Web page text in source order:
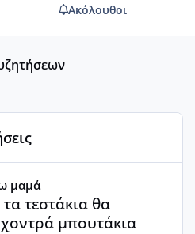
Ακόλουθοι
μαμά
τεστάκια θα
μπουτάκια